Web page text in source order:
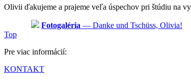
Olivii ďakujeme a prajeme veľa úspechov pri štúdiu na
Fotogaléria — Danke und Tschüss, Olivia!
Top
Pre viac informácií:
KONTAKT